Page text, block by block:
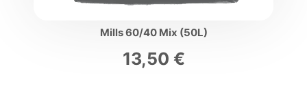
Mills 60/40 Mix (50L)
13,50 €